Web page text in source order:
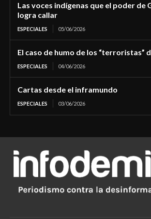
Las voces indígenas que el poder de
logra callar
ESPECIALES 05/06/2026
El caso de humo de los “terroristas”
ESPECIALES 04/06/2026
Cartas desde el inframundo
ESPECIALES 03/06/2026